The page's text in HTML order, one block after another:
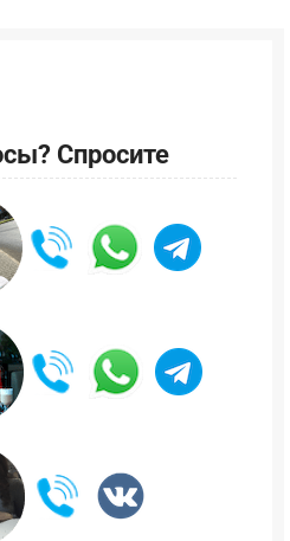
Спросите